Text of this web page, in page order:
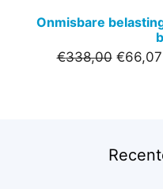
Onmisbare
€338,00 €66,07